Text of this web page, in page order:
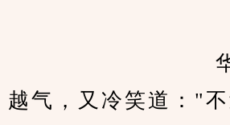
华安郡
越气，又冷笑道："